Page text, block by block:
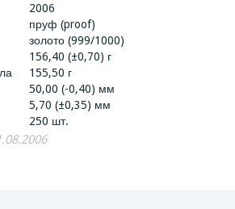
2006
пруф (proof)
золото (999/1000)
156,40 (±0,70) г
155,50 г
50,00 (-0,40) мм
5,70 (±0,35) мм
250 шт.